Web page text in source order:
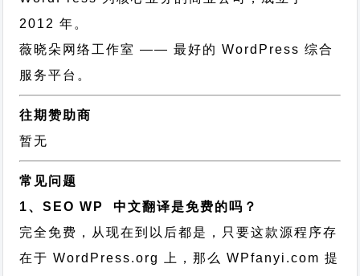
2012 年。
薇晓朵网络工作室 —— 最好的 WordPress 综合
服务平台。
往期赞助商
暂无
常见问题
1、SEO WP 中文翻译是免费的吗？
完全免费，从现在到以后都是，只要这款源程序存
在于 WordPress.org 上，那么 WPfanyi.com 提